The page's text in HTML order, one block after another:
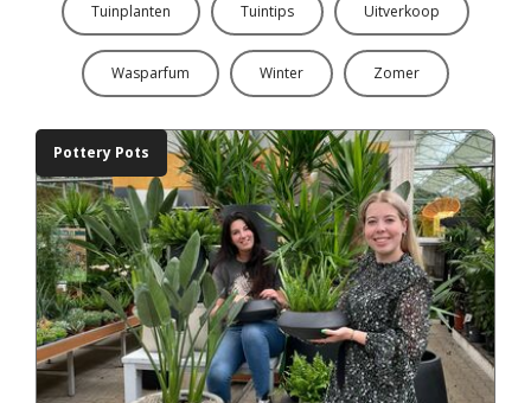
Tuinplanten Tuintips Uitverkoop
Wasparfum Winter Zomer
Pottery Pots